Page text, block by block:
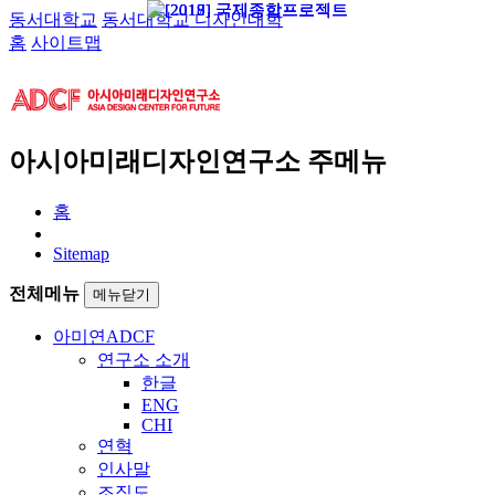
동서대학교 동서대학교 디자인대학
홈 사이트맵
아시아미래디자인연구소 주메뉴
홈
Sitemap
전체메뉴 메뉴닫기
아미연 ADCF
연구소 소개
한글
ENG
CHI
연혁
인사말